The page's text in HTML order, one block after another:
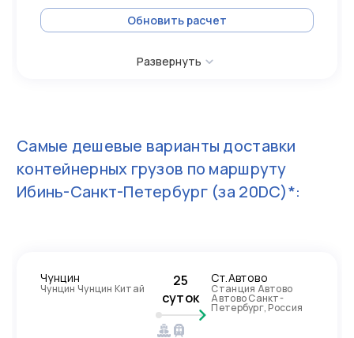
Обновить расчет
Развернуть
Самые дешевые варианты доставки
контейнерных грузов по маршруту
Ибинь-Санкт-Петербург(за 20DC)*:
Чунцин
Чунцин Чунцин Китай
25
суток
Ст.Автово
Станция Автово
Автово Санкт-
Петербург, Россия